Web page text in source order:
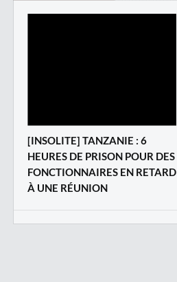
[INSOLITE] TANZANIE : 6
HEURES DE PRISON POUR DES
FONCTIONNAIRES EN RETARD
À UNE RÉUNION